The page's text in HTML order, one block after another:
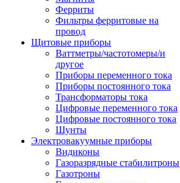
Ферриты
Фильтры ферритовые на
провод
Щитовые приборы
Ваттметры/частотомеры/и
другое
Приборы переменного тока
Приборы постоянного тока
Трансформаторы тока
Цифровые переменного тока
Цифровые постоянного тока
Шунты
Электровакуумные приборы
Видиконы
Газоразрядные стабилитроны
Газотроны